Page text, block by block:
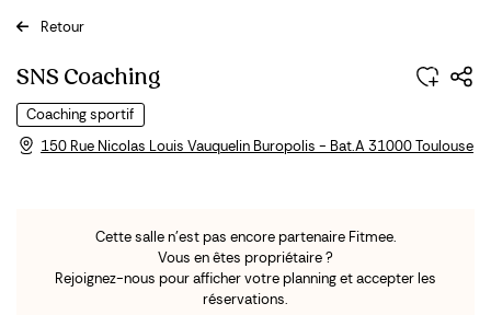
Retour
Next
SNS Coaching
Coaching sportif
150 Rue Nicolas Louis Vauquelin Buropolis - Bat.A 31000 Toulouse
Cette salle n'est pas encore partenaire Fitmee.
Vous en êtes propriétaire ?
Rejoignez-nous pour afficher votre planning et accepter les
réservations.